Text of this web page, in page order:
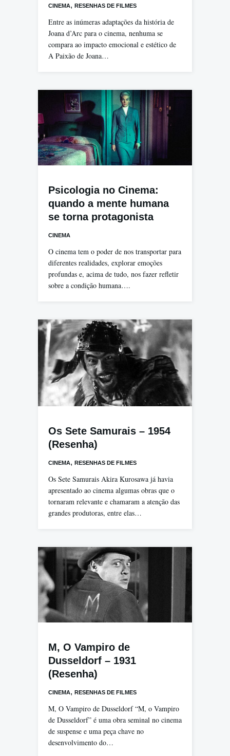
CINEMA, RESENHAS DE FILMES
Entre as inúmeras adaptações da história de
Joana d’Arc para o cinema, nenhuma se
compara ao impacto emocional e estético de
A Paixão de Joana…
Psicologia no Cinema:
quando a mente humana
se torna protagonista
CINEMA
O cinema tem o poder de nos transportar para
diferentes realidades, explorar emoções
profundas e, acima de tudo, nos fazer refletir
sobre a condição humana….
Os Sete Samurais – 1954
(Resenha)
CINEMA, RESENHAS DE FILMES
Os Sete Samurais Akira Kurosawa já havia
apresentado ao cinema algumas obras que o
tornaram relevante e chamaram a atenção das
grandes produtoras, entre elas…
M, O Vampiro de
Dusseldorf – 1931
(Resenha)
CINEMA, RESENHAS DE FILMES
M, O Vampiro de Dusseldorf “M, o Vampiro
de Dusseldorf” é uma obra seminal no cinema
de suspense e uma peça chave no
desenvolvimento do…